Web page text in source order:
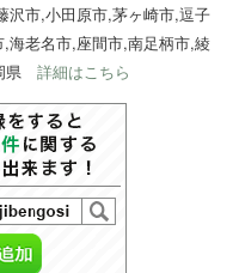
沢市,小田原市,茅ヶ崎市,逗子
海老名市,座間市,南足柄市,綾
岡県詳細はこちら